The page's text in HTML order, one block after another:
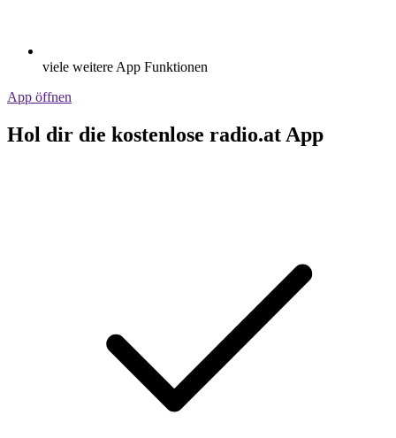
viele weitere App Funktionen
App öffnen
Hol dir die kostenlose radio.at App